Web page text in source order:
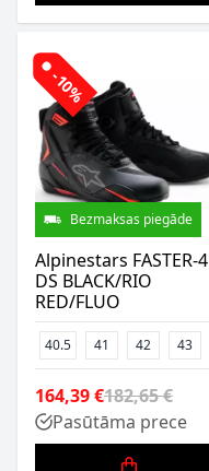
-10%
Bezmaksas piegāde
Alpinestars FASTER-4
DS BLACK/RIO
RED/FLUO
40.5 41 42 43
164,39 €182,65 €
Pasūtāma prece